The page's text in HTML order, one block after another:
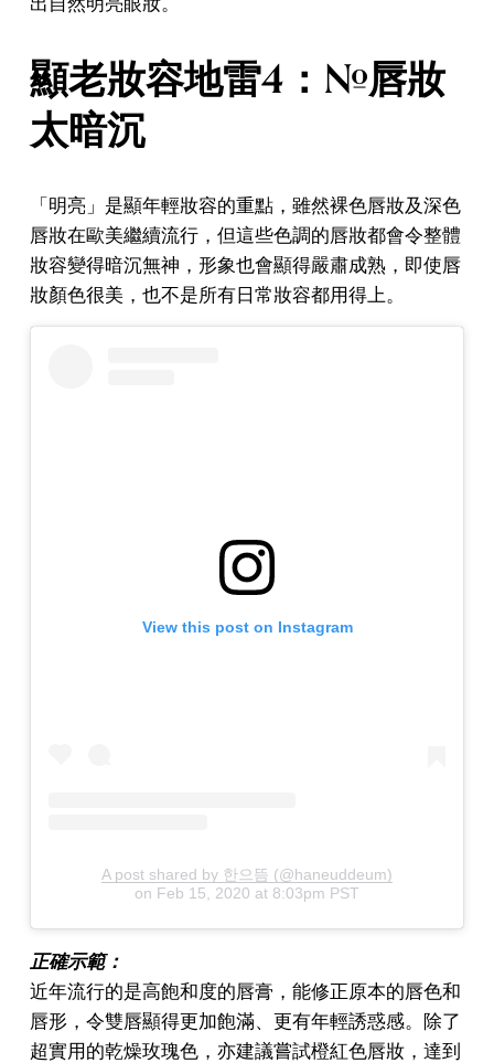
顯老妝容地雷4：#唇妝
太暗沉
「明亮」是顯年輕妝容的重點，雖然裸色唇妝及深色
唇妝在歐美繼續流行，但這些色調的唇妝都會令整體
妝容變得暗沉無神，形象也會顯得嚴肅成熟，即使唇
妝顏色很美，也不是所有日常妝容都用得上。
View this post on Instagram
A post shared by 한으뜸 (@haneuddeum)
on Feb 15, 2020 at 8:03pm PST
正確示範：
近年流行的是高飽和度的唇膏，能修正原本的唇色和
唇形，令雙唇顯得更加飽滿、更有年輕誘惑感。除了
超實用的乾燥玫瑰色，亦建議嘗試橙紅色唇妝，達到